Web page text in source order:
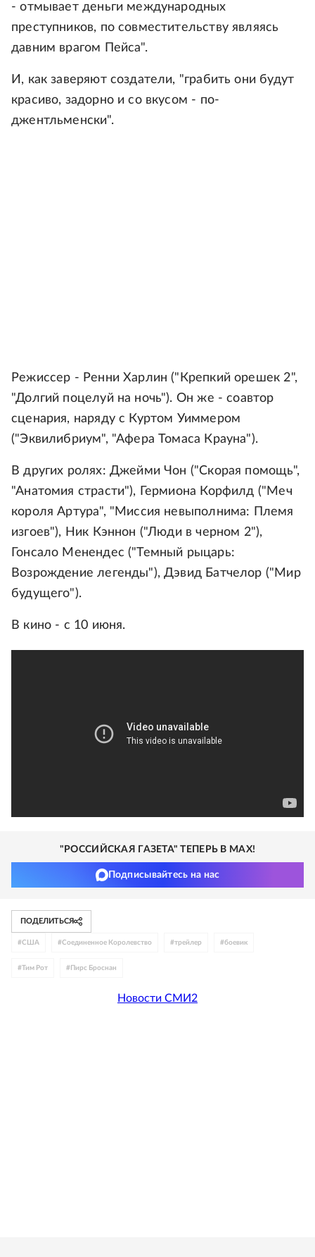
- отмывает деньги международных
преступников, по совместительству являясь
давним врагом Пейса".
И, как заверяют создатели, "грабить они будут
красиво, задорно и со вкусом - по-
джентльменски".
Режиссер - Ренни Харлин ("Крепкий орешек 2",
"Долгий поцелуй на ночь"). Он же - соавтор
сценария, наряду с Куртом Уиммером
("Эквилибриум", "Афера Томаса Крауна").
В других ролях: Джейми Чон ("Скорая помощь",
"Анатомия страсти"), Гермиона Корфилд ("Меч
короля Артура", "Миссия невыполнима: Племя
изгоев"), Ник Кэннон ("Люди в черном 2"),
Гонсало Менендес ("Темный рыцарь:
Возрождение легенды"), Дэвид Батчелор ("Мир
будущего").
В кино - с 10 июня.
"РОССИЙСКАЯ ГАЗЕТА" ТЕПЕРЬ В MAX!
Подписывайтесь на нас
ПОДЕЛИТЬСЯ
#США #Соединенное Королевство #трейлер #боевик
#Тим Рот # Пирс Броснан
Новости СМИ2